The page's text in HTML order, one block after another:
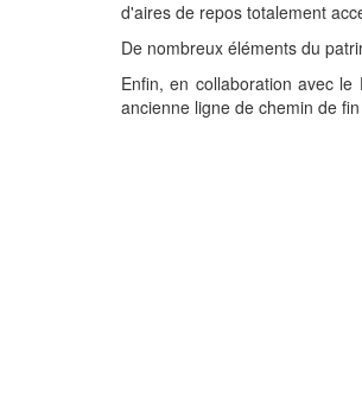
d'aires de repos totalement
De nombreux éléments du
Enfin, en collaboration avec
ancienne ligne de chemin de